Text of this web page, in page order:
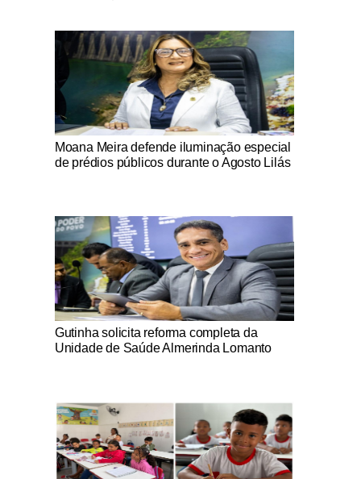
Notícias Católicas
Moana Meira defende iluminação especial
de prédios públicos durante o Agosto Lilás
Notícias Católicas
Gutinha solicita reforma completa da
Unidade de Saúde Almerinda Lomanto